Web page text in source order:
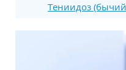
Тениидоз